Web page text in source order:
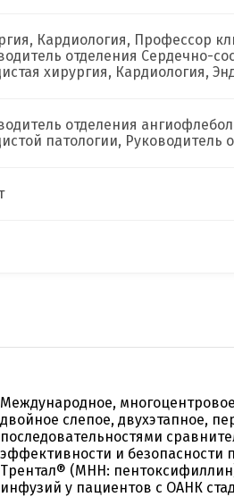
Кардиология, Профессор
отделения Сердечно-
хирургия, Кардиология,
отделения
патологии, Руководитель
Международное,
двойное слепое, двухэтапное,
последовательностями
эффективности и безопасности
Трентал® (МНН:
инфузий у пациентов с ОАНК